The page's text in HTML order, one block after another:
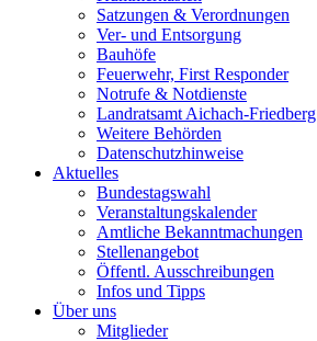
Satzungen & Verordnungen
Ver- und Entsorgung
Bauhöfe
Feuerwehr, First Responder
Notrufe & Notdienste
Landratsamt Aichach-Friedberg
Weitere Behörden
Datenschutzhinweise
Aktuelles
Bundestagswahl
Veranstaltungskalender
Amtliche Bekanntmachungen
Stellenangebot
Öffentl. Ausschreibungen
Infos und Tipps
Über uns
Mitglieder